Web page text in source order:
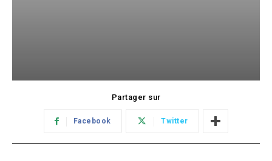
Partager sur
Facebook Twitter